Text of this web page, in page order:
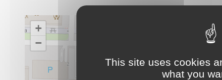
+
−
This site uses cookies
what you